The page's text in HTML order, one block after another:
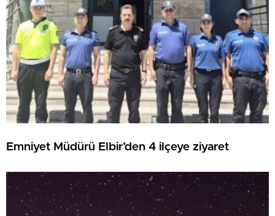
Emniyet Müdürü Elbir’den 4 ilçeye ziyaret